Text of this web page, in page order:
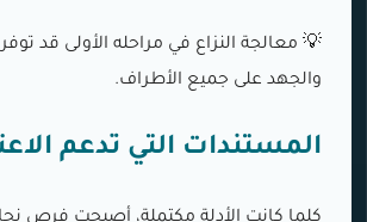
💡 معالجة النزاع في مراحله الأولى قد
والجهد على جميع الأطراف.
المستندات التي تدعم